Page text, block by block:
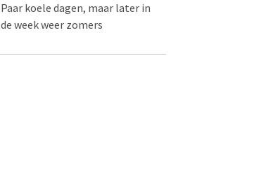
Paar koele dagen, maar later in
de week weer zomers